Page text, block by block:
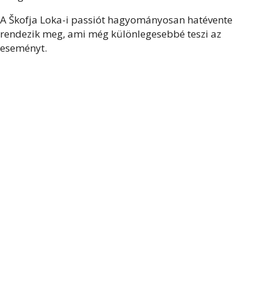
A Škofja Loka-i passiót hagyományosan hatévente
rendezik meg, ami még különlegesebbé teszi az
eseményt.